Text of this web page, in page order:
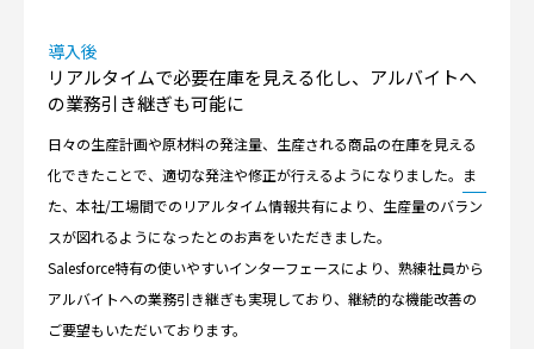
導入後
リアルタイムで必要在庫を見える化し、アルバイトへ
の業務引き継ぎも可能に
日々の生産計画や原材料の発注量、生産される商品の在庫を見える
化できたことで、適切な発注や修正が行えるようになりました。ま
た、本社/工場間でのリアルタイム情報共有により、生産量のバラン
スが図れるようになったとのお声をいただきました。
Salesforce特有の使いやすいインターフェースにより、熟練社員から
アルバイトへの業務引き継ぎも実現しており、継続的な機能改善の
ご要望もいただいております。